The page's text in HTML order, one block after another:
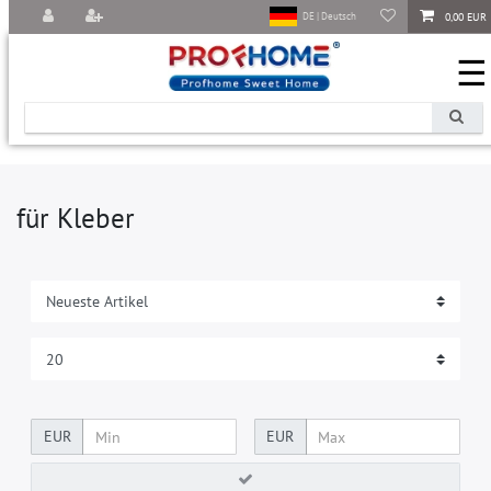
0,00 EUR
DE | Deutsch
☰
für Kleber
EUR EUR